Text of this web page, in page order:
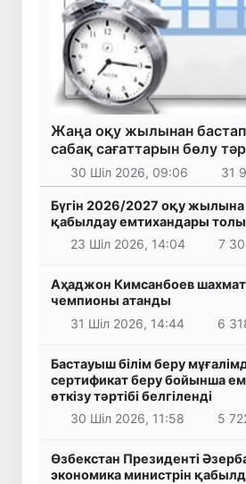
Жаңа оқу жылынан бастап
сабақ сағаттарын бөлу
30 Шіл 2026, 09:06 31
Бүгін 2026/2027 оқу жылына
қабылдау емтихандары
23 Шіл 2026, 14:04
7
Аҳаджон Кимсанбоев
чемпионы атанды
31 Шіл 2026, 14:44
6
Бастауыш білім беру
сертификат беру бойынша
өткізу тәртібі белгіленді
30 Шіл 2026, 11:58
5
Өзбекстан Президенті
экономика министрін